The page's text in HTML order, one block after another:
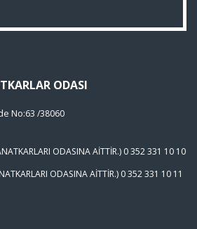
ODASI
No:63 /38060
ODASINA AİTTİR.) 0 352 331 10 10
ODASINA AİTTİR.) 0 352 331 10 11